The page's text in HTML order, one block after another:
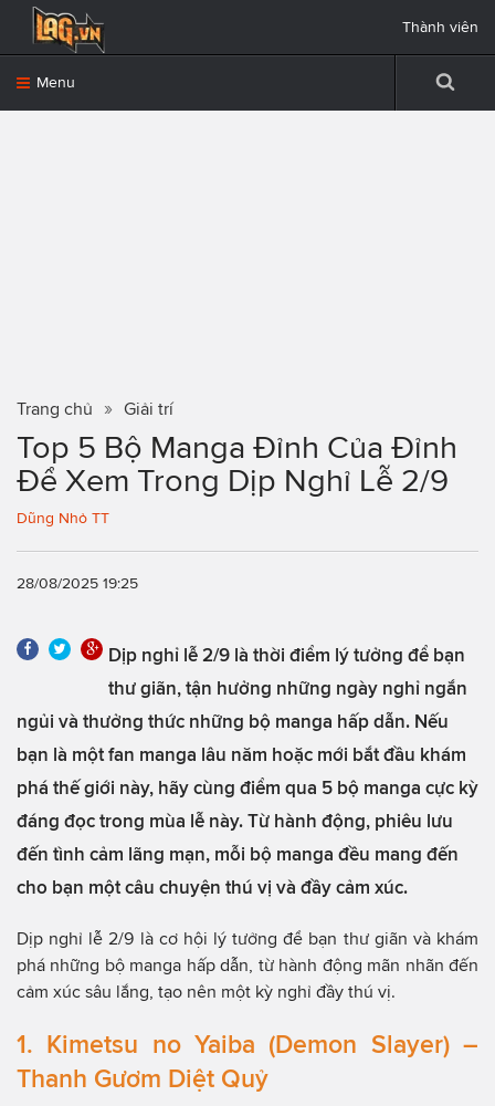
Menu
Thành viên
Trang chủ Giải trí
Top 5 Bộ Manga Đỉnh Của Đỉnh
Để Xem Trong Dịp Nghỉ Lễ 2/9
Dũng Nhỏ TT
28/08/2025 19:25
Dịp nghỉ lễ 2/9 là thời điểm lý tưởng để bạn
thư giãn, tận hưởng những ngày nghỉ ngắn
ngủi và thưởng thức những bộ manga hấp dẫn. Nếu
bạn là một fan manga lâu năm hoặc mới bắt đầu khám
phá thế giới này, hãy cùng điểm qua 5 bộ manga cực kỳ
đáng đọc trong mùa lễ này. Từ hành động, phiêu lưu
đến tình cảm lãng mạn, mỗi bộ manga đều mang đến
cho bạn một câu chuyện thú vị và đầy cảm xúc.
Dịp nghỉ lễ 2/9 là cơ hội lý tưởng để bạn thư giãn và khám
phá những bộ manga hấp dẫn, từ hành động mãn nhãn đến
cảm xúc sâu lắng, tạo nên một kỳ nghỉ đầy thú vị.
1. Kimetsu no Yaiba (Demon Slayer) –
Thanh Gươm Diệt Quỷ